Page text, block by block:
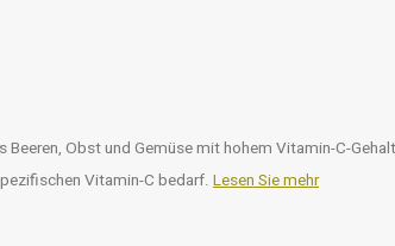
Obst und Gemüse mit hohem Vitamin-C-
Vitamin-C bedarf. Lesen Sie mehr